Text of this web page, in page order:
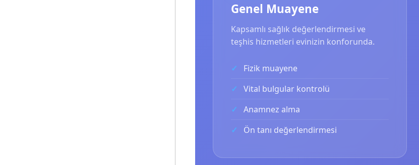
Genel Muayene
Kapsamlı sağlık değerlendirmesi ve
teşhis hizmetleri evinizin konforunda.
Fizik muayene
Vital bulgular kontrolü
Anamnez alma
Ön tanı değerlendirmesi